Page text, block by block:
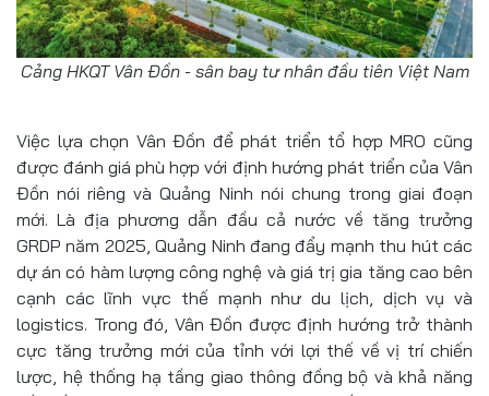
Cảng HKQT Vân Đồn - sân bay tư nhân đầu tiên Việt Nam
Việc lựa chọn Vân Đồn để phát triển tổ hợp MRO cũng
được đánh giá phù hợp với định hướng phát triển của Vân
Đồn nói riêng và Quảng Ninh nói chung trong giai đoạn
mới. Là địa phương dẫn đầu cả nước về tăng trưởng
GRDP năm 2025, Quảng Ninh đang đẩy mạnh thu hút các
dự án có hàm lượng công nghệ và giá trị gia tăng cao bên
cạnh các lĩnh vực thế mạnh như du lịch, dịch vụ và
logistics. Trong đó, Vân Đồn được định hướng trở thành
cực tăng trưởng mới của tỉnh với lợi thế về vị trí chiến
lược, hệ thống hạ tầng giao thông đồng bộ và khả năng